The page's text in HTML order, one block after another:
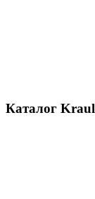
Каталог